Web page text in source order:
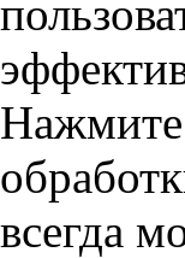
Нажмите
всегда